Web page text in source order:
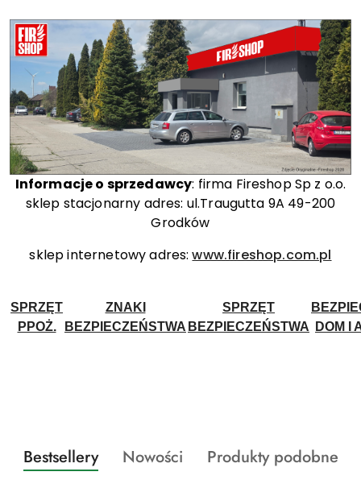
Informacje o sprzedawcy: firma Fireshop Sp z o.o.
sklep stacjonarny adres: ul.Traugutta 9A 49-200
Grodków
sklep internetowy adres:www.fireshop.com.pl
SPRZĘT
PPOŻ.
ZNAKI
BEZPIECZEŃSTWA
SPRZĘT
BEZPIECZEŃSTWA
DOM I
Pomiń karuzelę produktów
Produkty
Bestsellery
Produkty
Nowości
Produkty
Produkty podobne